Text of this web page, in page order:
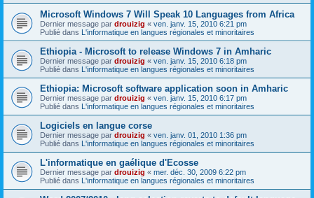
Microsoft Windows 7 Will Speak 10 Languages from Africa
Dernier message par drouizig « ven. janv. 15, 2010 6:21 pm
Publié dans L'informatique en langues régionales et minoritaires
Ethiopia - Microsoft to release Windows 7 in Amharic
Dernier message par drouizig « ven. janv. 15, 2010 6:18 pm
Publié dans L'informatique en langues régionales et minoritaires
Ethiopia: Microsoft software application soon in Amharic
Dernier message par drouizig « ven. janv. 15, 2010 6:17 pm
Publié dans L'informatique en langues régionales et minoritaires
Logiciels en langue corse
Dernier message par drouizig « ven. janv. 01, 2010 1:36 pm
Publié dans L'informatique en langues régionales et minoritaires
L'informatique en gaélique d'Ecosse
Dernier message par drouizig « mer. déc. 30, 2009 6:22 pm
Publié dans L'informatique en langues régionales et minoritaires